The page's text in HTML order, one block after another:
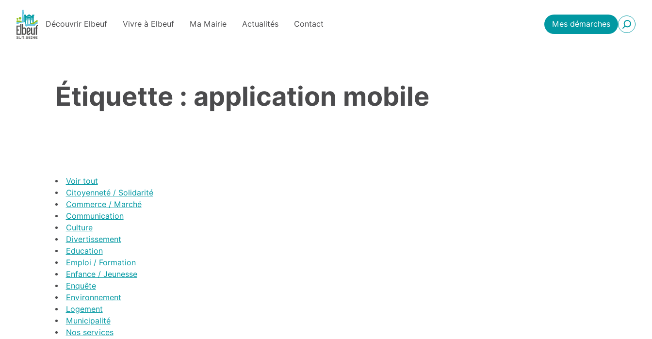
Découvrir Elbeuf Vivre à Elbeuf Ma Mairie Actualités Contact Mes démarches
Étiquette : application mobile
Voir tout
Citoyenneté / Solidarité
Commerce / Marché
Communication
Culture
Divertissement
Education
Emploi / Formation
Enfance / Jeunesse
Enquête
Environnement
Logement
Municipalité
Nos services